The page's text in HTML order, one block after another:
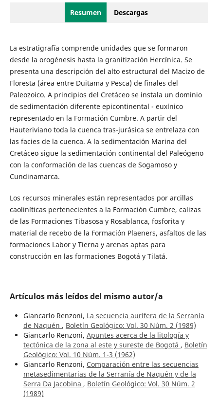
Resumen Descargas
La estratigrafía comprende unidades que se formaron
desde la orogénesis hasta la granitización Hercínica. Se
presenta una descripción del alto estructural del Macizo de
Floresta (área entre Duitama y Pesca) de finales del
Paleozoico. A principios del Cretáceo se instala un dominio
de sedimentación diferente epicontinental - euxínico
representado en la Formación Cumbre. A partir del
Hauteriviano toda la cuenca tras-jurásica se entrelaza con
las facies de la cuenca. A la sedimentación Marina del
Cretáceo sigue la sedimentación continental del Paleógeno
con la conformación de las cuencas de Sogamoso y
Cundinamarca.
Los recursos minerales están representados por arcillas
caoliníticas pertenecientes a la Formación Cumbre, calizas
de las Formaciones Tibasosa y Rosablanca, fosforita y
material de recebo de la Formación Plaeners, asfaltos de las
formaciones Labor y Tierna y arenas aptas para
construcción en las formaciones Bogotá y Tilatá.
Artículos más leídos del mismo autor/a
Giancarlo Renzoni, La secuencia aurífera de la Serranía
de Naquén , Boletín Geológico: Vol. 30 Núm. 2 (1989)
Giancarlo Renzoni, Apuntes acerca de la litología y
tectónica de la zona al este y sureste de Bogotá , Boletín
Geológico: Vol. 10 Núm. 1-3 (1962)
Giancarlo Renzoni, Comparación entre las secuencias
metasedimentarias de la Serranía de Naquén y de la
Serra Da Jacobina , Boletín Geológico: Vol. 30 Núm. 2
(1989)